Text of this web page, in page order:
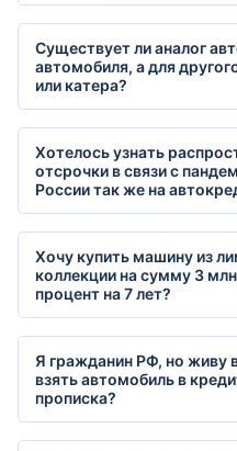
Существует ли аналог
автомобиля, а для
или катера?
Хотелось узнать
отсрочки в связи с
России так же на
Хочу купить машину из
коллекции на сумму 3
процент на 7 лет?
Я гражданин РФ, но живу
взять автомобиль в
прописка?